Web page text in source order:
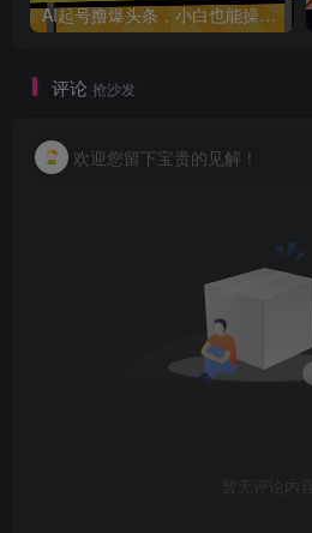
AI起号撸爆头条，小白也能操作，日入2000+
评论 抢沙发
欢迎您留下宝贵的见解！
暂无评论内容